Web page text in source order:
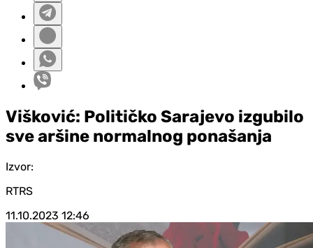
Višković: Političko Sarajevo izgubilo
sve aršine normalnog ponašanja
Izvor:
RTRS
11.10.2023 12:46